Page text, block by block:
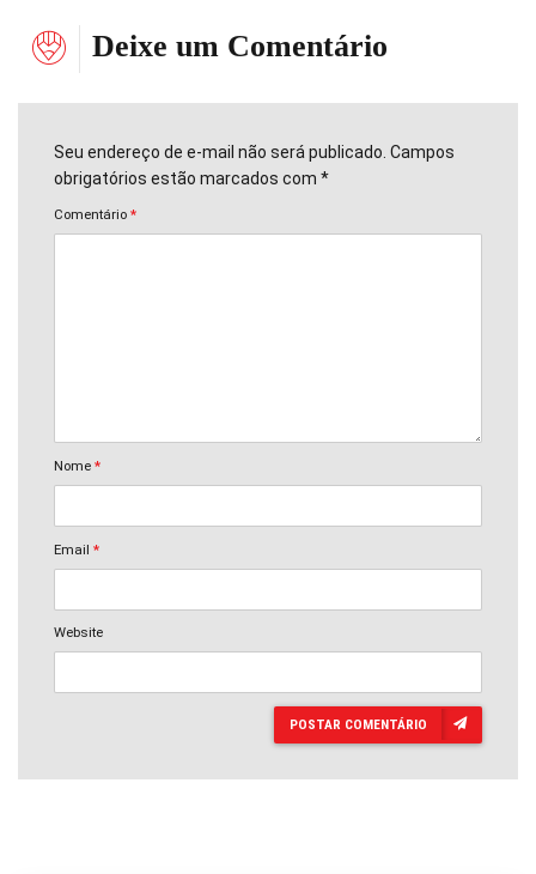
Deixe um Comentário
Seu endereço de e-mail não será publicado. Campos
obrigatórios estão marcados com *
Comentário *
Nome *
Email *
Website
POSTAR COMENTÁRIO